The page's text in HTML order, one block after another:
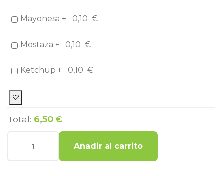
Mayonesa + 0,10 €
Mostaza + 0,10 €
Ketchup + 0,10 €
Total: 6,50 €
Añadir al carrito